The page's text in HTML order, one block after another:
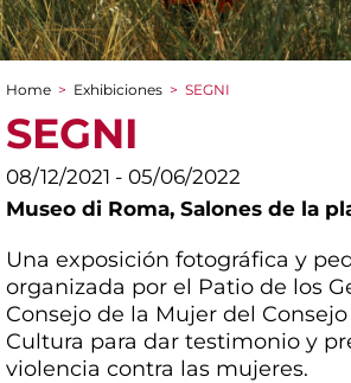
You are here
Home > Exhibiciones > SEGNI
SEGNI
08/12/2021 - 05/06/2022
Museo di Roma, Salones de la
Una exposición fotográfica y
organizada por el Patio de los
Consejo de la Mujer del
Cultura para dar testimonio y
violencia contra las mujeres.